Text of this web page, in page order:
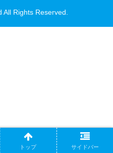
Rights Reserved.
トップ サイドバー